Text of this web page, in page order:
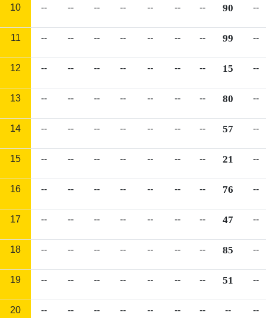
10 -- -- -- -- -- -- -- 90 --
11 -- -- -- -- -- -- -- 99 --
12 -- -- -- -- -- -- -- 15 --
13 -- -- -- -- -- -- -- 80 --
14 -- -- -- -- -- -- -- 57 --
15 -- -- -- -- -- -- -- 21 --
16 -- -- -- -- -- -- -- 76 --
17 -- -- -- -- -- -- -- 47 --
18 -- -- -- -- -- -- -- 85 --
19 -- -- -- -- -- -- -- 51 --
20 -- -- -- -- -- -- -- -- --